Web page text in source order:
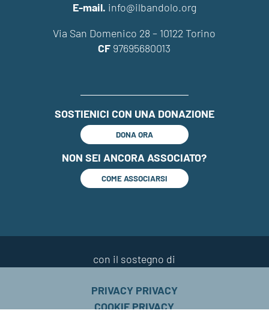
E-mail. info@ilbandolo.org
Via San Domenico 28 – 10122 Torino
CF 97695680013
SOSTIENICI CON UNA DONAZIONE
DONA ORA
NON SEI ANCORA ASSOCIATO?
COME ASSOCIARSI
con il sostegno di
PRIVACY PRIVACY
COOKIE PRIVACY